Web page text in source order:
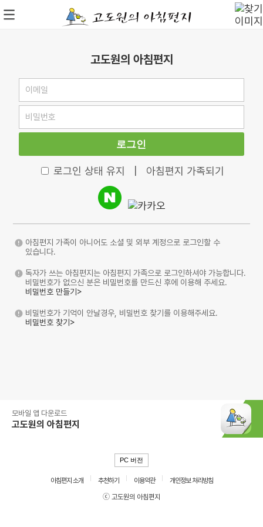
고도원의 아침편지
로그인
로그인 상태 유지 아침편지 가족되기
아침편지 가족이 아니어도 소셜 및 외부 계정으로 로그인할 수
있습니다.
독자가 쓰는 아침편지는 아침편지 가족으로 로그인하셔야 가능합니다.
비밀번호가 없으신 분은 비밀번호를 만드신 후에 이용해 주세요.
비밀번호 만들기>
비밀번호가 기억이 안날경우, 비밀번호 찾기를 이용해주세요.
비밀번호 찾기>
모바일 앱 다운로드
고도원의 아침편지
PC 버전
아침편지 소개 추천하기 이용약관
개인정보 처리방침
ⓒ 고도원의 아침편지